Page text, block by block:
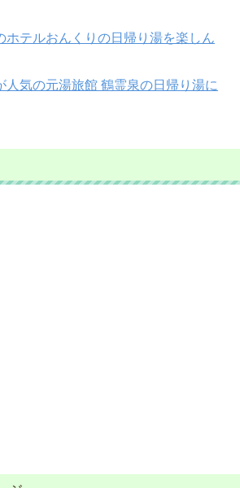
ホテルおんくりの日帰り湯を楽しん
人気の元湯旅館 鶴霊泉の日帰り湯に